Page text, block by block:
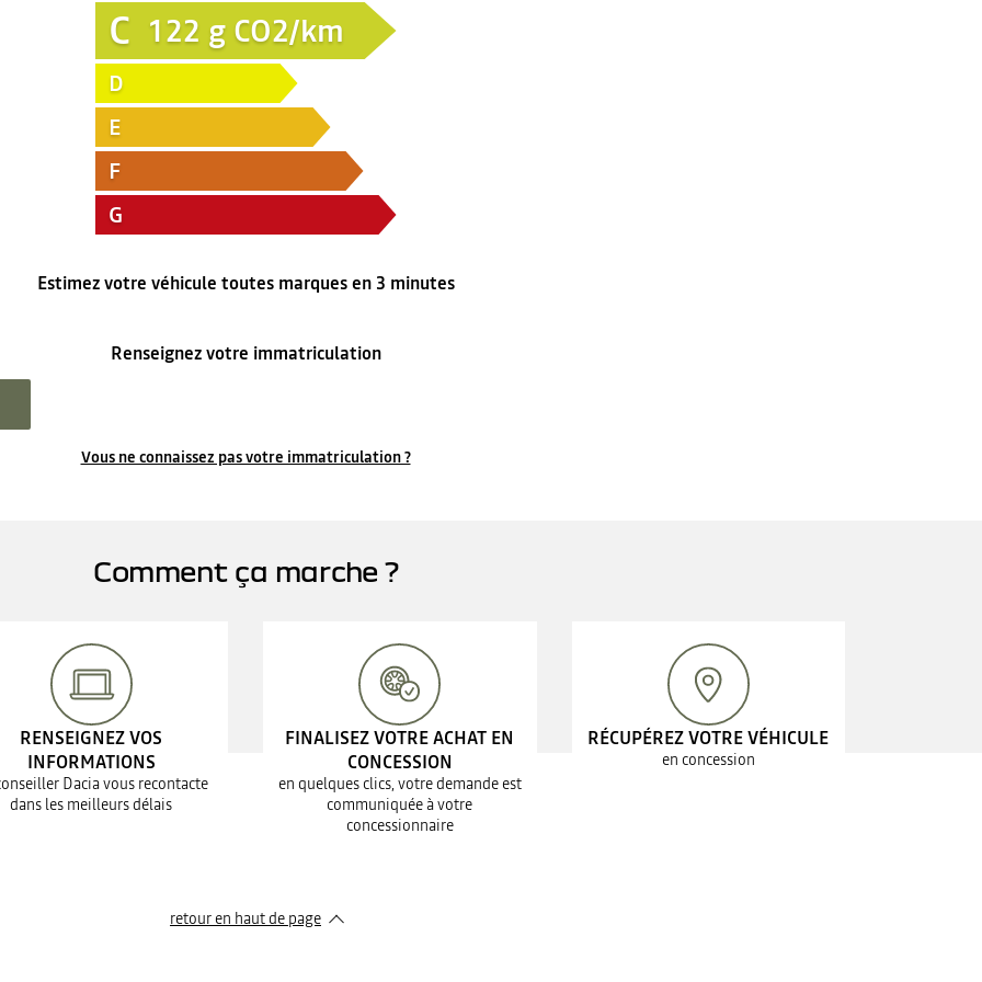
C 122 g CO2/km
D
E
F
G
Estimez votre véhicule toutes marques en 3 minutes
Renseignez votre immatriculation
Vous ne connaissez pas votre immatriculation ?
Comment ça marche ?
RENSEIGNEZ VOS
INFORMATIONS
Dacia vous recontacte
dans les meilleurs délais
FINALISEZ VOTRE ACHAT EN
CONCESSION
en quelques clics, votre demande est
communiquée à votre
concessionnaire
RÉCUPÉREZ VOTRE VÉHICULE
en concession
retour en haut de page​